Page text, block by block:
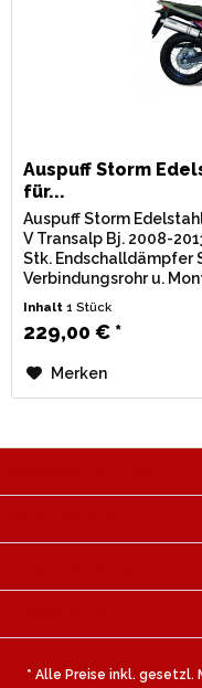
Auspuff Storm
für...
Auspuff Storm
V Transalp Bj. 2008-
Stk. Endschalldämpfer
Verbindungsrohr u.
Inhalt1 Stück
229,00 € *
Merken
* Alle Preise inkl. gesetzl.